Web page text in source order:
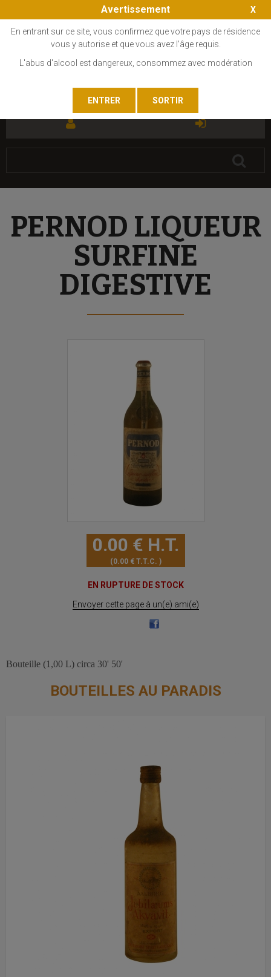
PERNOD LIQUEUR
SURFINE
DIGESTIVE
0.00 € H.T.
0.00€ T.T.C.
EN RUPTURE DE STOCK
Envoyer cette page à un(e) ami(e)
Bouteille (1,00 L) circa 30' 50'
BOUTEILLES AU PARADIS
Avertissement
En entrant sur ce site, vous confirmez que votre pays de résidence
vous y autorise et que vous avez l'âge requis.
L'abus d'alcool est dangereux, consommez avec modération